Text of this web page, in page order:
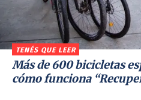
TENÉS QUE LEER
Más de 600 bicicletas
cómo funciona